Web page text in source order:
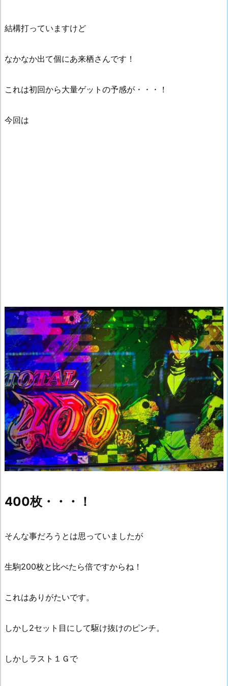
結構打っていますけど
なかなか出て個にあ来栖さんです！
これは初回から大量ゲットの予感が・・・！
今回は
400枚・・・！
そんな事だろうとは思っていましたが
生駒200枚と比べたら倍ですからね！
これはありがたいです。
しかし2セット目にして駆け抜けのピンチ。
しかしラスト１Ｇで